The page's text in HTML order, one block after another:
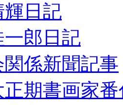
日記
一郎日記
関係新聞記事
正期書画家